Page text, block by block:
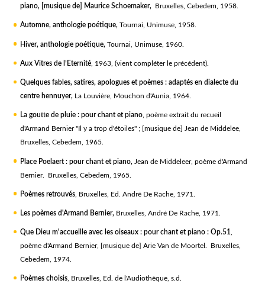
piano, [musique de] Maurice Schoemaker,
Bruxelles, Cebedem, 1958.
Automne, anthologie poétique, Tournai, Unimuse, 1958.
Hiver, anthologie poétique, Tournai, Unimuse, 1960.
Aux Vitres de l’Eternité, 1963, (vient compléter le précédent).
Quelques fables, satires, apologues et poèmes : adaptés en dialecte du
centre hennuyer, La Louvière, Mouchon d'Aunia, 1964.
La goutte de pluie : pour chant et piano, poème extrait du recueil
d'Armand Bernier "Il y a trop d'étoiles" ; [musique de] Jean de Middelee,
Bruxelles, Cebedem, 1965.
Place Poelaert : pour chant et piano, Jean de Middeleer, poème d'Armand
Bernier. Bruxelles, Cebedem, 1965.
Poèmes retrouvés, Bruxelles, Ed. André De Rache, 1971.
Les poèmes d'Armand Bernier, Bruxelles, André De Rache, 1971.
Que Dieu m'accueille avec les oiseaux : pour chant et piano : Op.51
poème d'Armand Bernier, [musique de] Arie Van de Moortel. Bruxelles,
Cebedem, 1974.
Poèmes choisis, Bruxelles, Ed. de l'Audiothèque, s.d.